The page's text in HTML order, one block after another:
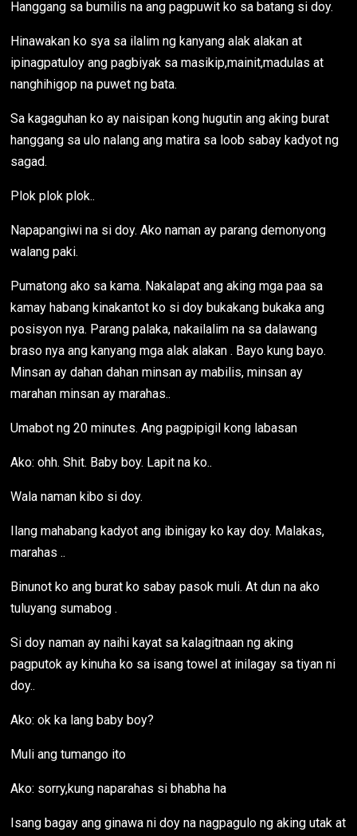
Hanggang sa bumilis na ang pagpuwit ko sa batang si doy.
Hinawakan ko sya sa ilalim ng kanyang alak alakan at
ipinagpatuloy ang pagbiyak sa masikip,mainit,madulas at
nanghihigop na puwet ng bata.
Sa kagaguhan ko ay naisipan kong hugutin ang aking burat
hanggang sa ulo nalang ang matira sa loob sabay kadyot ng
sagad.
Plok plok plok..
Napapangiwi na si doy. Ako naman ay parang demonyong
walang paki.
Pumatong ako sa kama. Nakalapat ang aking mga paa sa
kamay habang kinakantot ko si doy bukakang bukaka ang
posisyon nya. Parang palaka, nakailalim na sa dalawang
braso nya ang kanyang mga alak alakan . Bayo kung bayo.
Minsan ay dahan dahan minsan ay mabilis, minsan ay
marahan minsan ay marahas..
Umabot ng 20 minutes. Ang pagpipigil kong labasan
Ako: ohh. Shit. Baby boy. Lapit na ko..
Wala naman kibo si doy.
Ilang mahabang kadyot ang ibinigay ko kay doy. Malakas,
marahas ..
Binunot ko ang burat ko sabay pasok muli. At dun na ako
tuluyang sumabog .
Si doy naman ay naihi kayat sa kalagitnaan ng aking
pagputok ay kinuha ko sa isang towel at inilagay sa tiyan ni
doy..
Ako: ok ka lang baby boy?
Muli ang tumango ito
Ako: sorry,kung naparahas si bhabha ha
Isang bagay ang ginawa ni doy na nagpagulo ng aking utak at